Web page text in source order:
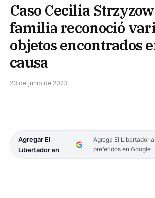
Caso Cecilia
familia reconoció
objetos encontrados
causa
23 de junio de 2023
Agregar El
Libertador en
Agrega El Libertador
preferidos en Google